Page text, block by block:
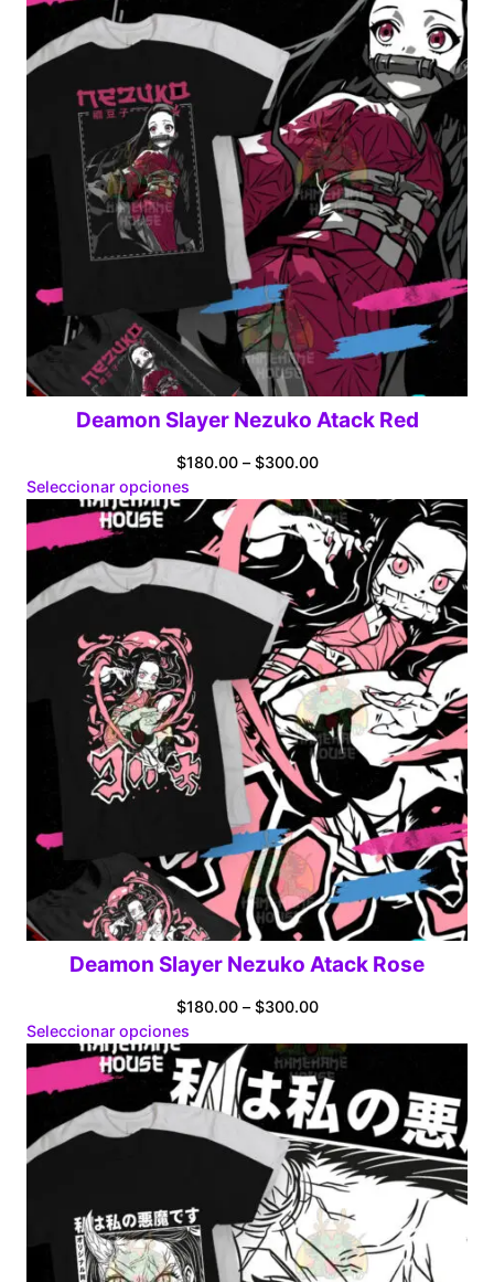
$300.00
Deamon Slayer Nezuko Atack Red
$180.00 – $300.00Price
$180.00
through
$300.00
Seleccionar opciones
Deamon Slayer Nezuko Atack Rose
$180.00 – $300.00Price
$180.00
through
$300.00
Seleccionar opciones